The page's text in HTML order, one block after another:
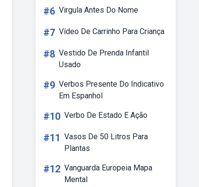
#6 Virgula Antes Do Nome
#7 Vídeo De Carrinho Para Criança
#8 Vestido De Prenda Infantil
Usado
#9 Verbos Presente Do Indicativo
Em Espanhol
#10 Verbo De Estado E Ação
#11 Vasos De 50 Litros Para
Plantas
#12 Vanguarda Europeia Mapa
Mental